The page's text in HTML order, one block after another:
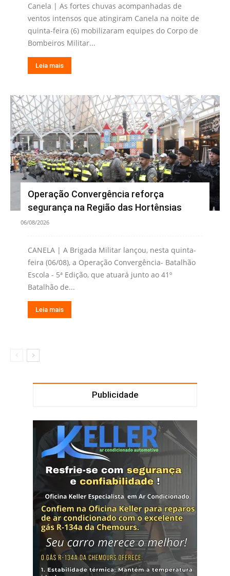
Canela | As fortes chuvas acompanhadas de
ventos intensos que atingiram Canela na noite de
quinta-feira (6) mobilizaram equipes do Corpo de
Bombeiros Militar...
Leia mais
Operação Convergência reforça
segurança na Região das Hortênsias
06/08/2026
CANELA | A Brigada Militar lançou, nesta quinta-
feira (06/08), a Operação Convergência- Batalhão
Escola - 5ª Edição, que atuará junto ao 41º
Batalhão de...
Leia mais
Publicidade